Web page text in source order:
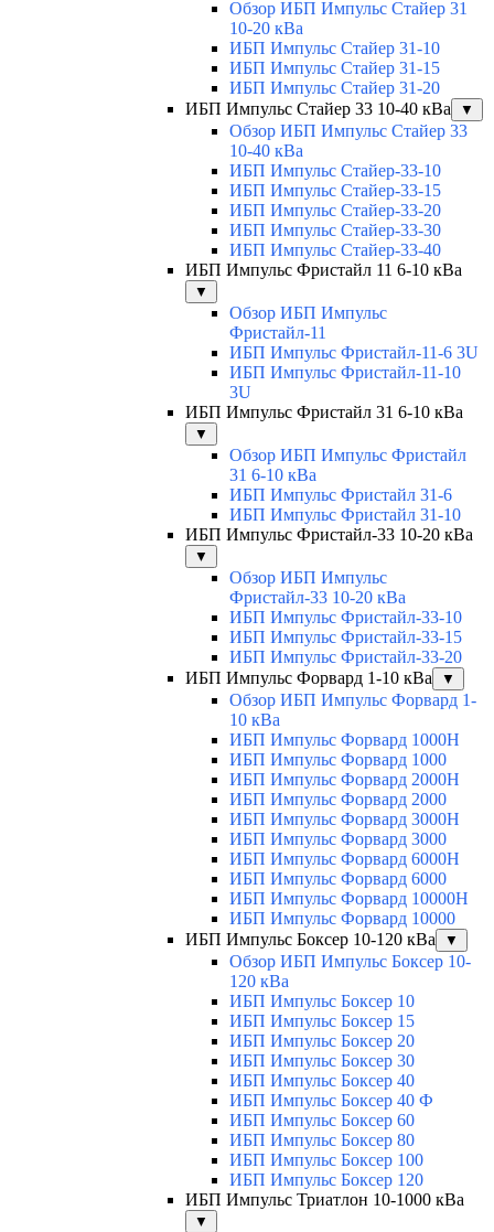
Обзор ИБП Импульс Стайер 31
10-20 кВа
ИБП Импульс Стайер 31-10
ИБП Импульс Стайер 31-15
ИБП Импульс Стайер 31-20
ИБП Импульс Стайер 33 10-40 кВа
▼
Обзор ИБП Импульс Стайер 33
10-40 кВа
ИБП Импульс Стайер-33-10
ИБП Импульс Стайер-33-15
ИБП Импульс Стайер-33-20
ИБП Импульс Стайер-33-30
ИБП Импульс Стайер-33-40
ИБП Импульс Фристайл 11 6-10 кВа
▼
Обзор ИБП Импульс
Фристайл-11
ИБП Импульс Фристайл-11-6 3U
ИБП Импульс Фристайл-11-10
3U
ИБП Импульс Фристайл 31 6-10 кВа
▼
Обзор ИБП Импульс Фристайл
31 6-10 кВа
ИБП Импульс Фристайл 31-6
ИБП Импульс Фристайл 31-10
ИБП Импульс Фристайл-33 10-20 кВа
▼
Обзор ИБП Импульс
Фристайл-33 10-20 кВа
ИБП Импульс Фристайл-33-10
ИБП Импульс Фристайл-33-15
ИБП Импульс Фристайл-33-20
ИБП Импульс Форвард 1-10 кВа
▼
Обзор ИБП Импульс Форвард 1-
10 кВа
ИБП Импульс Форвард 1000H
ИБП Импульс Форвард 1000
ИБП Импульс Форвард 2000H
ИБП Импульс Форвард 2000
ИБП Импульс Форвард 3000H
ИБП Импульс Форвард 3000
ИБП Импульс Форвард 6000H
ИБП Импульс Форвард 6000
ИБП Импульс Форвард 10000H
ИБП Импульс Форвард 10000
ИБП Импульс Боксер 10-120 кВа
▼
Обзор ИБП Импульс Боксер 10-
120 кВа
ИБП Импульс Боксер 10
ИБП Импульс Боксер 15
ИБП Импульс Боксер 20
ИБП Импульс Боксер 30
ИБП Импульс Боксер 40
ИБП Импульс Боксер 40 Ф
ИБП Импульс Боксер 60
ИБП Импульс Боксер 80
ИБП Импульс Боксер 100
ИБП Импульс Боксер 120
ИБП Импульс Триатлон 10-1000 кВа
▼